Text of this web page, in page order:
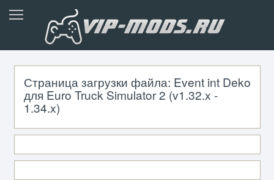
Страница загрузки файла: Event int Deko
для Euro Truck Simulator 2 (v1.32.x -
1.34.x)